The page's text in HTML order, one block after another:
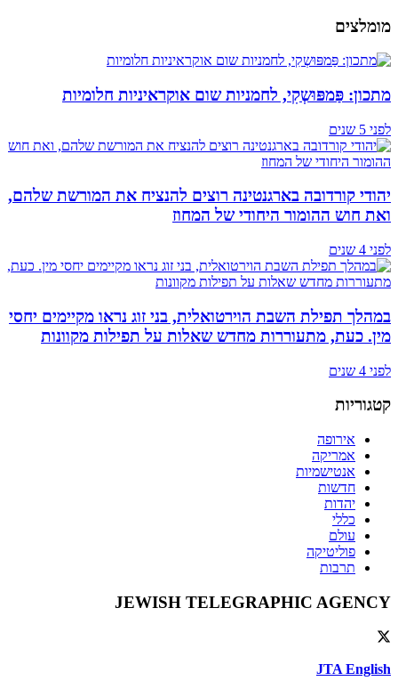
מומלצים
מתכון: פַּמפּוּשְקִי, לחמניות שום אוקראיניות חלומיות
לפני 5 שנים
יהודי קורדובה בארגנטינה רוצים להנציח את המורשת שלהם,
ואת חוש ההומור היחודי של המחוז
לפני 4 שנים
במהלך תפילת השבת הוירטואלית, בני זוג נראו מקיימים יחסי
מין. כעת, מתעוררות מחדש שאלות על תפילות מקוונות
לפני 4 שנים
קטגוריות
אירופה
אמריקה
אנטישמיות
חדשות
יהדות
כללי
עולם
פוליטיקה
תרבות
JEWISH TELEGRAPHIC AGENCY
JTA English